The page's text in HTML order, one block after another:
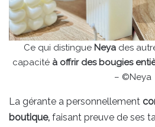
Ce qui distingue Neya des
capacitéà offrir des bougies
– ©Neya
La gérante a personnellement
boutique, faisant preuve de ses